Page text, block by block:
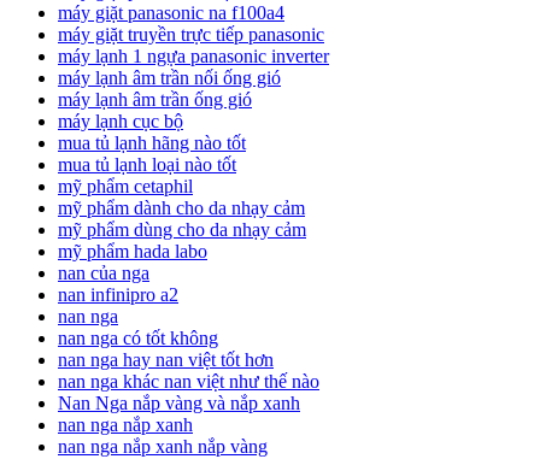
máy giặt panasonic na f100a4
máy giặt truyền trực tiếp panasonic
máy lạnh 1 ngựa panasonic inverter
máy lạnh âm trần nối ống gió
máy lạnh âm trần ống gió
máy lạnh cục bộ
mua tủ lạnh hãng nào tốt
mua tủ lạnh loại nào tốt
mỹ phẩm cetaphil
mỹ phẩm dành cho da nhạy cảm
mỹ phẩm dùng cho da nhạy cảm
mỹ phẩm hada labo
nan của nga
nan infinipro a2
nan nga
nan nga có tốt không
nan nga hay nan việt tốt hơn
nan nga khác nan việt như thế nào
Nan Nga nắp vàng và nắp xanh
nan nga nắp xanh
nan nga nắp xanh nắp vàng